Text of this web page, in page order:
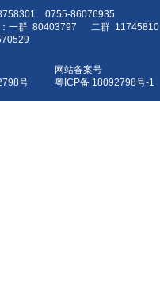
0755-86076935
：一群 80403797 二群 11745810
号
网站备案号
粤ICP备 18092798号